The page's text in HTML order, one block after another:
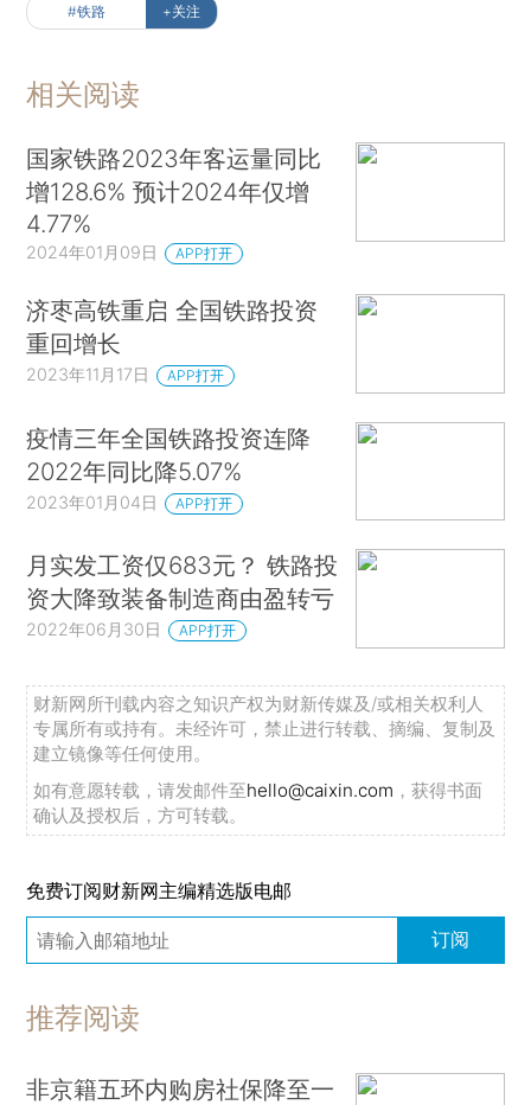
#铁路 +关注
相关阅读
国家铁路2023年客运量同比
增128.6% 预计2024年仅增
4.77%
2024年01月09日 APP打开
济枣高铁重启 全国铁路投资
重回增长
2023年11月17日 APP打开
疫情三年全国铁路投资连降
2022年同比降5.07%
2023年01月04日 APP打开
月实发工资仅683元？ 铁路投
资大降致装备制造商由盈转亏
2022年06月30日 APP打开
财新网所刊载内容之知识产权为财新传媒及/或相关权利人
专属所有或持有。未经许可，禁止进行转载、摘编、复制及
建立镜像等任何使用。
如有意愿转载，请发邮件至hello@caixin.com ，获得书面
确认及授权后，方可转载。
免费订阅财新网主编精选版电邮
订阅
推荐阅读
非京籍五环内购房社保降至一